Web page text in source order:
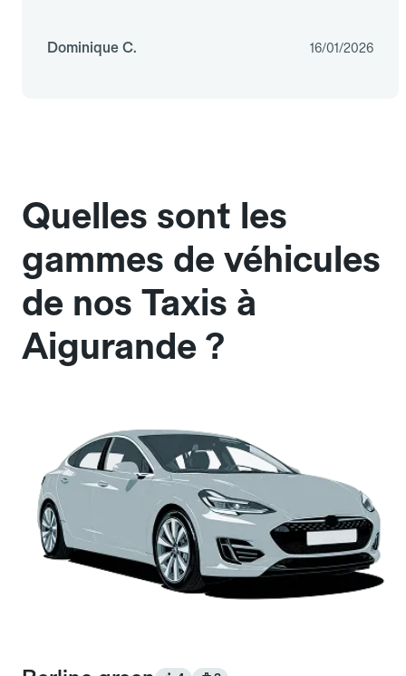
Dominique C. 16/01/2026
Quelles sont les
gammes de véhicules
de nos Taxis à
Aigurande ?